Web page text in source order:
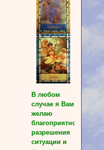
В любом
случае я Вам
желаю
благоприятного
разрешения
ситуации и